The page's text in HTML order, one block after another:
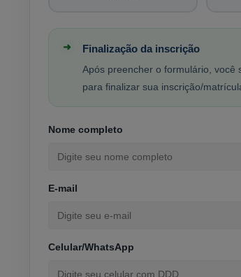
Finalização da inscrição
Após preencher o formulário, você
para finalizar sua inscrição/
Nome completo
E-mail
Celular/WhatsApp